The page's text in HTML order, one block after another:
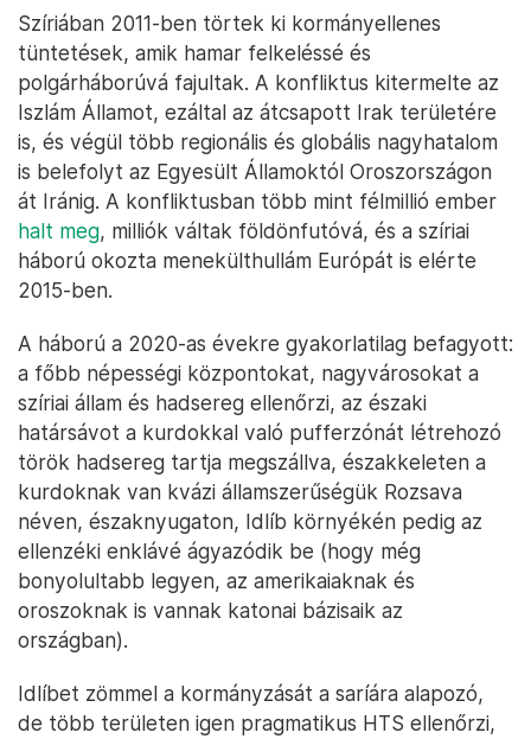
Szíriában 2011-ben törtek ki kormányellenes
tüntetések, amik hamar felkeléssé és
polgárháborúvá fajultak. A konfliktus kitermelte az
Iszlám Államot, ezáltal az átcsapott Irak területére
is, és végül több regionális és globális nagyhatalom
is belefolyt az Egyesült Államoktól Oroszországon
át Iránig. A konfliktusban több mint félmillió ember
halt meg, milliók váltak földönfutóvá, és a szíriai
háború okozta menekülthullám Európát is elérte
2015-ben.
A háború a 2020-as évekre gyakorlatilag befagyott:
a főbb népességi központokat, nagyvárosokat a
szíriai állam és hadsereg ellenőrzi, az északi
határsávot a kurdokkal való pufferzónát létrehozó
török hadsereg tartja megszállva, északkeleten a
kurdoknak van kvázi államszerűségük Rozsava
néven, északnyugaton, Idlíb környékén pedig az
ellenzéki enklávé ágyazódik be (hogy még
bonyolultabb legyen, az amerikaiaknak és
oroszoknak is vannak katonai bázisaik az
országban).
Idlíbet zömmel a kormányzását a saríára alapozó,
de több területen igen pragmatikus HTS ellenőrzi,